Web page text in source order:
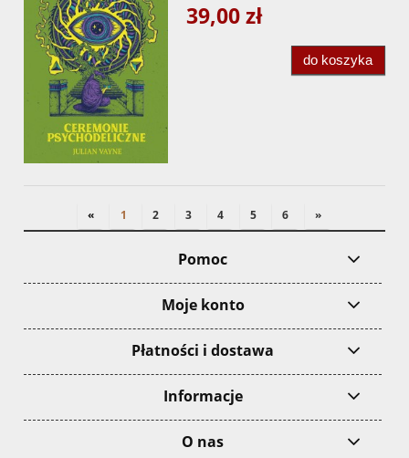
39,00 zł
do koszyka
« 1 2 3 4 5 6 »
Pomoc
Moje konto
Płatności i dostawa
Informacje
O nas